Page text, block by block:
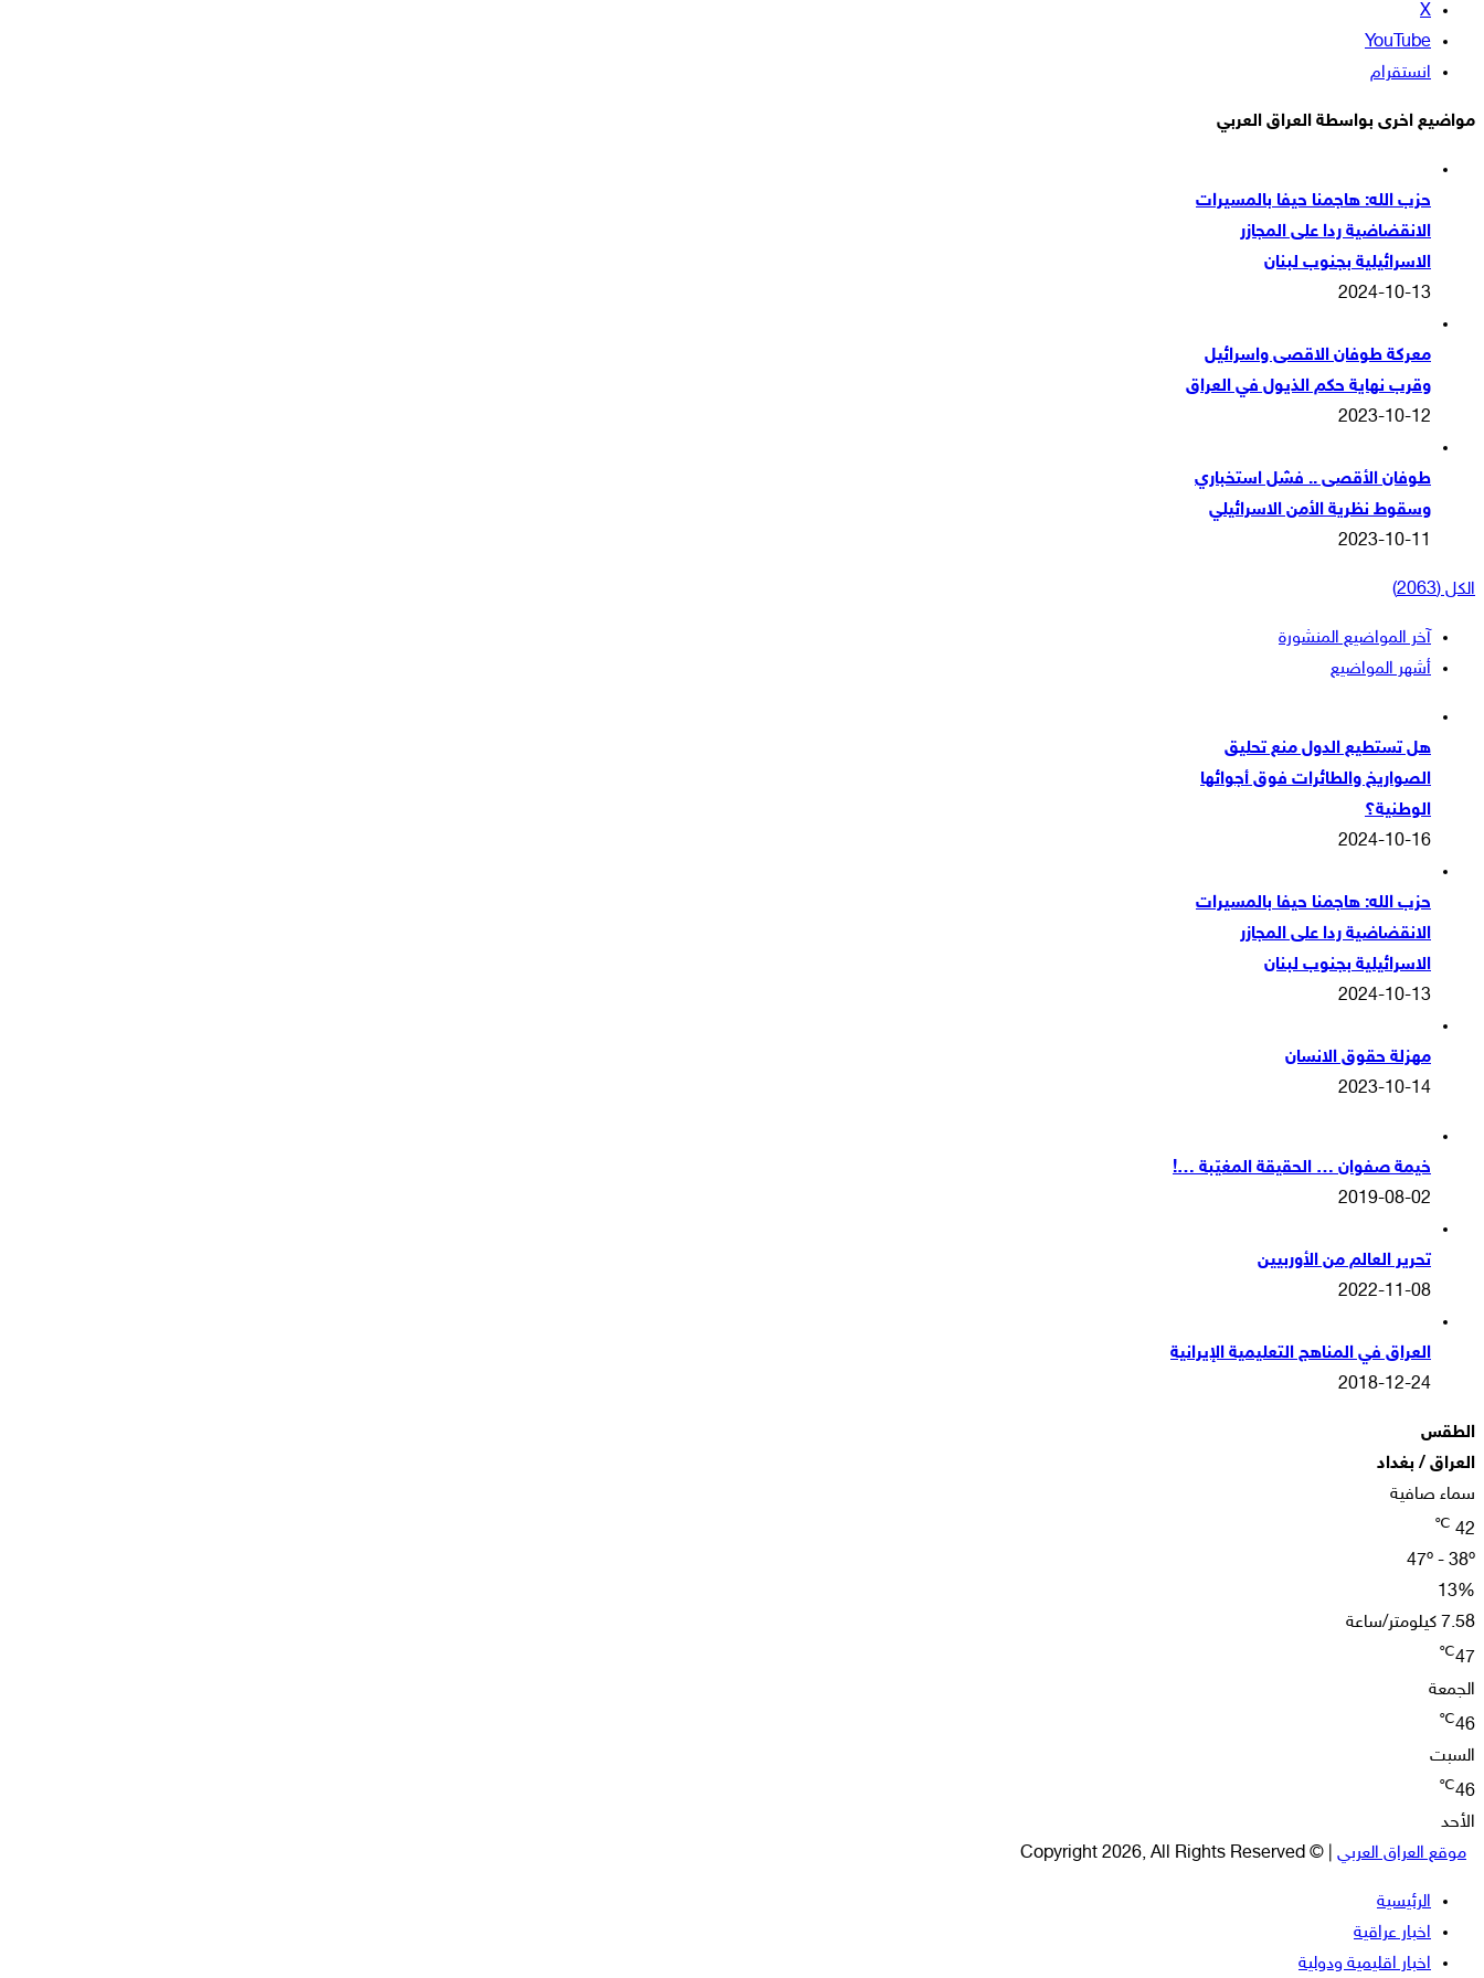
‫X
‫YouTube
انستقرام
مواضيع اخرى بواسطة العراق العربي
حزب الله: هاجمنا حيفا بالمسيرات
الانقضاضية ردا على المجازر
الاسرائيلية بجنوب لبنان
2024-10-13
معركة طوفان الاقصى واسرائيل
وقرب نهاية حكم الذيول في العراق
2023-10-12
طوفان الأقصى .. فشل استخباري
وسقوط نظرية الأمن الاسرائيلي
2023-10-11
الكل (2063)
آخر المواضيع المنشورة
أشهر المواضيع
هل تستطيع الدول منع تحليق
الصواريخ والطائرات فوق أجوائها
الوطنية؟
2024-10-16
حزب الله: هاجمنا حيفا بالمسيرات
الانقضاضية ردا على المجازر
الاسرائيلية بجنوب لبنان
2024-10-13
مهزلة حقوق الانسان
2023-10-14
خيمة صفوان … الحقيقة المغيّبة …!
2019-08-02
تحرير العالم من الأوربيين
2022-11-08
العراق في المناهج التعليمية الإيرانية
2018-12-24
الطقس
العراق / بغداد
سماء صافية
42
℃
47º - 38º
13%
7.58 كيلومتر/ساعة
47
℃
الجمعة
46
℃
السبت
46
℃
الأحد
موقع العراق العربي | © Copyright 2026, All Rights Reserved
الرئيسية
اخبار عراقية
اخبار اقليمية ودولية